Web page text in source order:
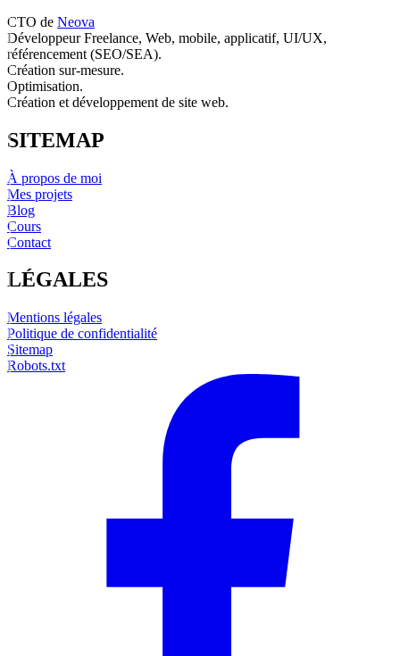
CTO de Neova
Développeur Freelance, Web, mobile, applicatif, UI/UX,
référencement (SEO/SEA).
Création sur-mesure.
Optimisation.
Création et développement de site web.
SITEMAP
À propos de moi
Mes projets
Blog
Cours
Contact
LÉGALES
Mentions légales
Politique de confidentialité
Sitemap
Robots.txt